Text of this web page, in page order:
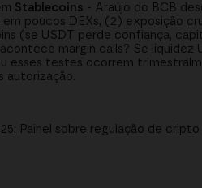
Stablecoins - Araújo do BCB
poucos DEXs, (2) exposição
(se USDT perde confiança,
margin calls? Se liquidez
esses testes ocorrem
autorização.
Painel sobre regulação de